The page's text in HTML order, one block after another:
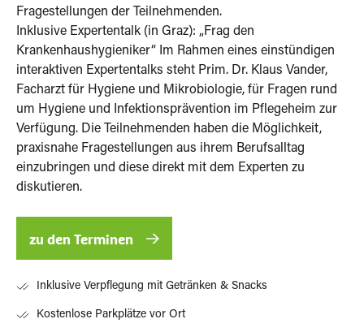
Fragestellungen der Teilnehmenden.
Inklusive Expertentalk (in Graz): „Frag den
Krankenhaushygieniker“ Im Rahmen eines einstündigen
interaktiven Expertentalks steht Prim. Dr. Klaus Vander,
Facharzt für Hygiene und Mikrobiologie, für Fragen rund
um Hygiene und Infektionsprävention im Pflegeheim zur
Verfügung. Die Teilnehmenden haben die Möglichkeit,
praxisnahe Fragestellungen aus ihrem Berufsalltag
einzubringen und diese direkt mit dem Experten zu
diskutieren.
zu den Terminen
Inklusive Verpflegung mit Getränken & Snacks
Kostenlose Parkplätze vor Ort